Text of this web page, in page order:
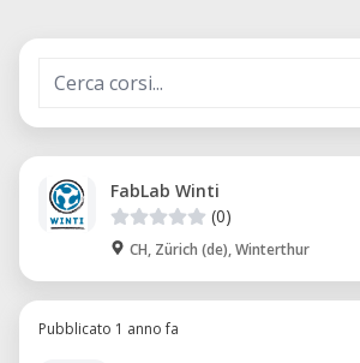
FabLab Winti
(0)
CH, Zürich (de), Winterthur
Pubblicato 1 anno fa